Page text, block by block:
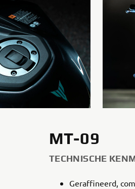
MT-09
TECHNISCHE
Geraffineerd,